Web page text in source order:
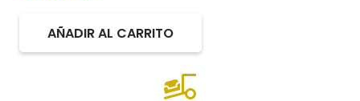
860,00€.
Sillón
AÑADIR AL CARRITO